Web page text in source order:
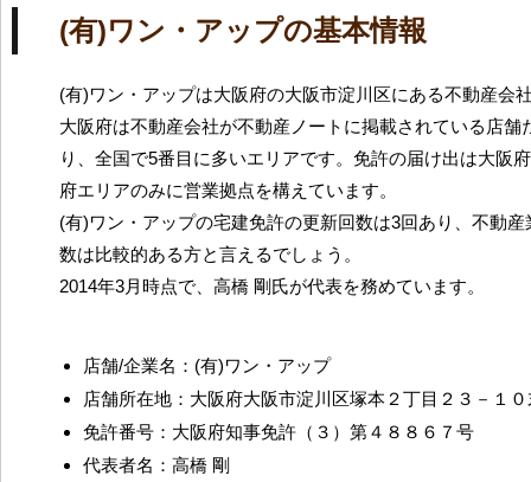
(有)ワン・アップの基本情報
(有)ワン・アップは大阪府の大阪市淀川区にある不動産会
大阪府は不動産会社が不動産ノートに掲載されている店舗
り、全国で5番目に多いエリアです。免許の届け出は大阪
府エリアのみに営業拠点を構えています。
(有)ワン・アップの宅建免許の更新回数は3回あり、不動
数は比較的ある方と言えるでしょう。
2014年3月時点で、高橋 剛氏が代表を務めています。
店舗/企業名：(有)ワン・アップ
店舗所在地：大阪府大阪市淀川区塚本２丁目２３－１
免許番号：大阪府知事免許（３）第４８８６７号
代表者名：高橋 剛